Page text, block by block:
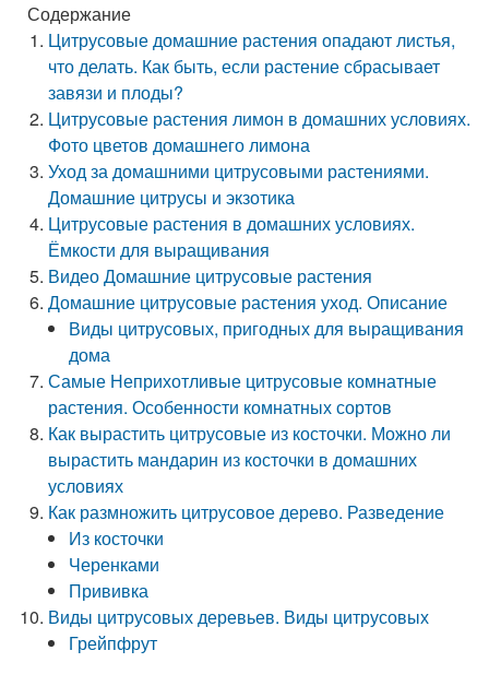
Содержание
Цитрусовые домашние растения опадают листья,
что делать. Как быть, если растение сбрасывает
завязи и плоды?
Цитрусовые растения лимон в домашних условиях.
Фото цветов домашнего лимона
Уход за домашними цитрусовыми растениями.
Домашние цитрусы и экзотика
Цитрусовые растения в домашних условиях.
Ёмкости для выращивания
Видео Домашние цитрусовые растения
Домашние цитрусовые растения уход. Описание
Виды цитрусовых, пригодных для выращивания
дома
Самые Неприхотливые цитрусовые комнатные
растения. Особенности комнатных сортов
Как вырастить цитрусовые из косточки. Можно ли
вырастить мандарин из косточки в домашних
условиях
Как размножить цитрусовое дерево. Разведение
Из косточки
Черенками
Прививка
Виды цитрусовых деревьев. Виды цитрусовых
Грейпфрут